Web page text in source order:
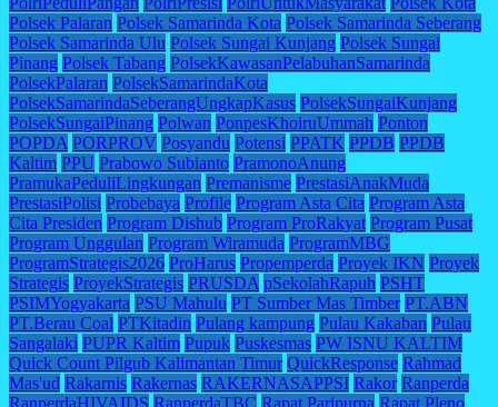
Polsek Palaran Polsek Samarinda Kota Polsek Samarinda Seberang
Polsek Samarinda Ulu Polsek Sungai Kunjang Polsek Sungai
Pinang Polsek Tabang PolsekKawasanPelabuhanSamarinda
PolsekPalaran PolsekSamarindaKota
PolsekSamarindaSeberangUngkapKasus PolsekSungaiKunjang
PolsekSungaiPinang Polwan PonpesKhoiruUmmah Ponton
POPDA PORPROV Posyandu Potensi PPATK PPDB PPDB
Kaltim PPU Prabowo Subianto PramonoAnung
PramukaPeduliLingkungan Premanisme PrestasiAnakMuda
PrestasiPolisi Probebaya Profile Program Asta Cita Program Asta
Cita Presiden Program Dishub Program ProRakyat Program Pusat
Program Unggulan Program Wiramuda ProgramMBG
ProgramStrategis2026 ProHarus Propemperda Proyek IKN Proyek
Strategis ProyekStrategis PRUSDA pSekolahRapuh PSHT
PSIMYogyakarta PSU Mahulu PT Sumber Mas Timber PT.ABN
PT.Berau Coal PTKitadin Pulang kampung Pulau Kakaban Pulau
Sangalaki PUPR Kaltim Pupuk Puskesmas PW ISNU KALTIM
Quick Count Pilgub Kalimantan Timur QuickResponse Rahmad
Mas'ud Rakarnis Rakernas RAKERNASAPPSI Rakor Ranperda